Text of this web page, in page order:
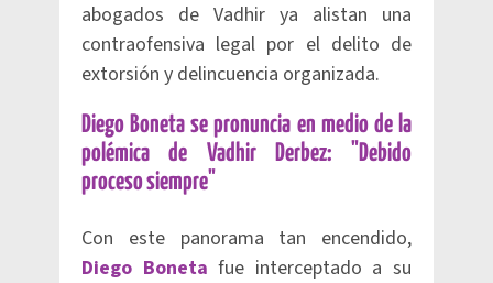
abogados de Vadhir ya alistan una
contraofensiva legal por el delito de
extorsión y delincuencia organizada.
Diego Boneta se pronuncia en medio de la
polémica de Vadhir Derbez: "Debido
proceso siempre"
Con este panorama tan encendido,
Diego Boneta fue interceptado a su